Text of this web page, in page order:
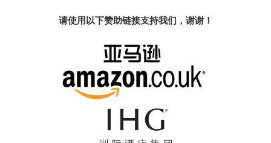
请使用以下赞助链接支持我们，谢谢！